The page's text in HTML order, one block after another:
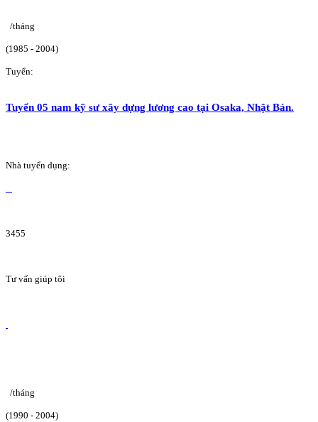
/tháng
(1985 - 2004)
Tuyển:
Tuyển 05 nam kỹ sư xây dựng lương cao tại Osaka, Nhật Bản.
Nhà tuyển dụng:
3455
Tư vấn giúp tôi
/tháng
(1990 - 2004)